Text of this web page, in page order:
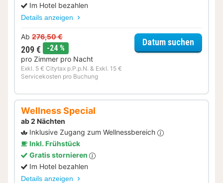
Im Hotel bezahlen
Details anzeigen
Ab 276,50 €
209 € -24 %
pro Zimmer pro Nacht
Exkl. 5 € Citytax p.P.p.N. & Exkl. 15 €
Servicekosten pro Buchung
Datum suchen
Wellness Special
ab 2 Nächten
Inklusive Zugang zum Wellnessbereich
Inkl. Frühstück
Gratis stornieren
Im Hotel bezahlen
Details anzeigen